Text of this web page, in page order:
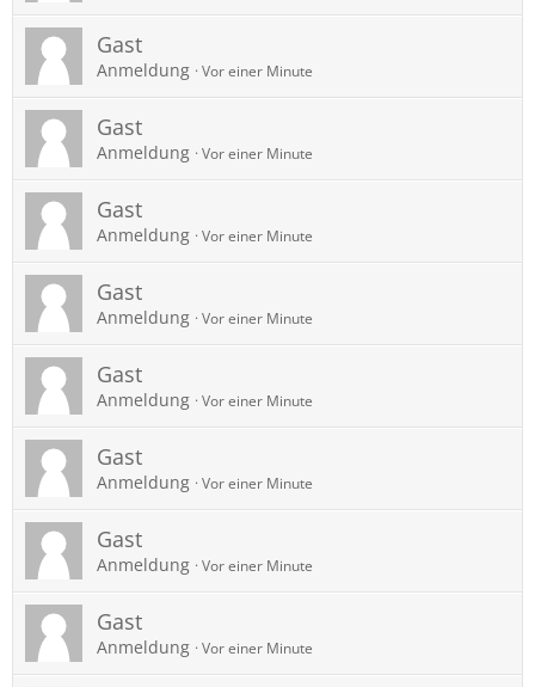
Gast
Anmeldung Vor einer Minute
Gast
Anmeldung Vor einer Minute
Gast
Anmeldung Vor einer Minute
Gast
Anmeldung Vor einer Minute
Gast
Anmeldung Vor einer Minute
Gast
Anmeldung Vor einer Minute
Gast
Anmeldung Vor einer Minute
Gast
Anmeldung Vor einer Minute